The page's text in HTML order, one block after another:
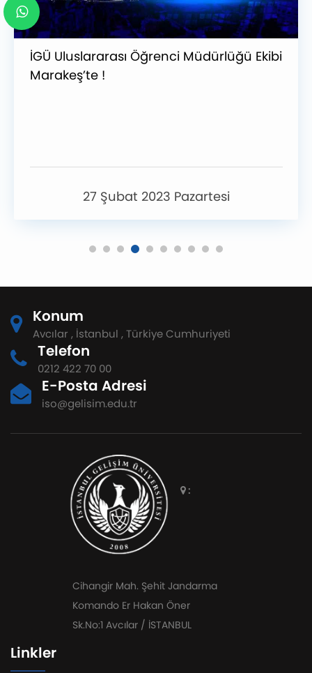
İGÜ Uluslararası Öğrenci Müdürlüğü Ekibi
Marakeş’te !
27 Şubat 2023 Pazartesi
Konum
Avcılar , İstanbul , Türkiye Cumhuriyeti
Telefon
0212 422 70 00
E-Posta Adresi
iso@gelisim.edu.tr
:
Cihangir Mah. Şehit Jandarma
Komando Er Hakan Öner
Sk.No:1 Avcılar / İSTANBUL
Linkler